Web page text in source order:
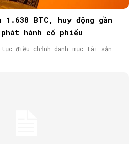
1.638 BTC, huy động gần
hành cổ phiếu
điều chỉnh danh mục tài sản